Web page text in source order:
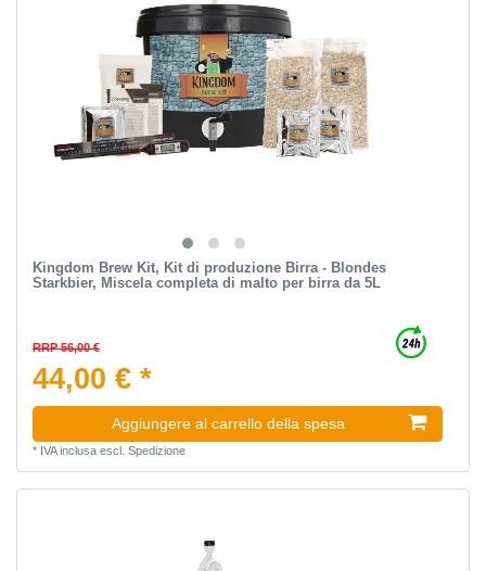
Kingdom Brew Kit, Kit di produzione Birra - Blondes
Starkbier, Miscela completa di malto per birra da 5L
RRP 56,00 €
44,00 € *
Aggiungere al carrello della spesa
* IVA inclusaescl. Spedizione